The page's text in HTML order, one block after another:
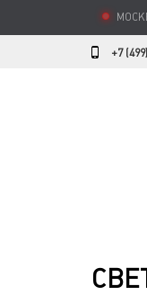
+7